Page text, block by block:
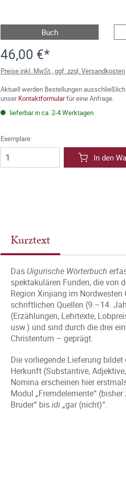
Buch
46,00 €*
Preise inkl. MwSt., ggf. zzgl. Versandkosten
Aktuell werden Bestellungen
unserKontaktformularfür eine Anfrage.
lieferbar in ca. 2-4 Werktagen
Exemplare:
In den
Kurztext
Das Uigurische Wörterbuch
spektakulären Funden, die von
Region Xinjiang im
schriftlichen Quellen (9.–14.
(Erzählungen, Lehrtexte,
usw.) und sind durch die drei
Christentum – geprägt.
Die vorliegende Lieferung
Herkunft (Substantive,
Nomina erscheinen hier
Modul „Fremdelemente“
Bruder“ bisidi „gar (nicht)“.